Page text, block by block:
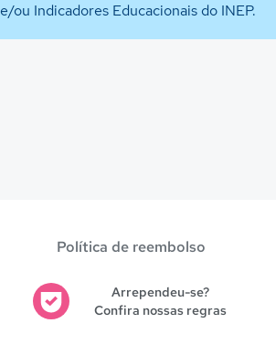
Indicadores Educacionais do INEP.
Política de reembolso
Arrependeu-se?
Confira nossas regras